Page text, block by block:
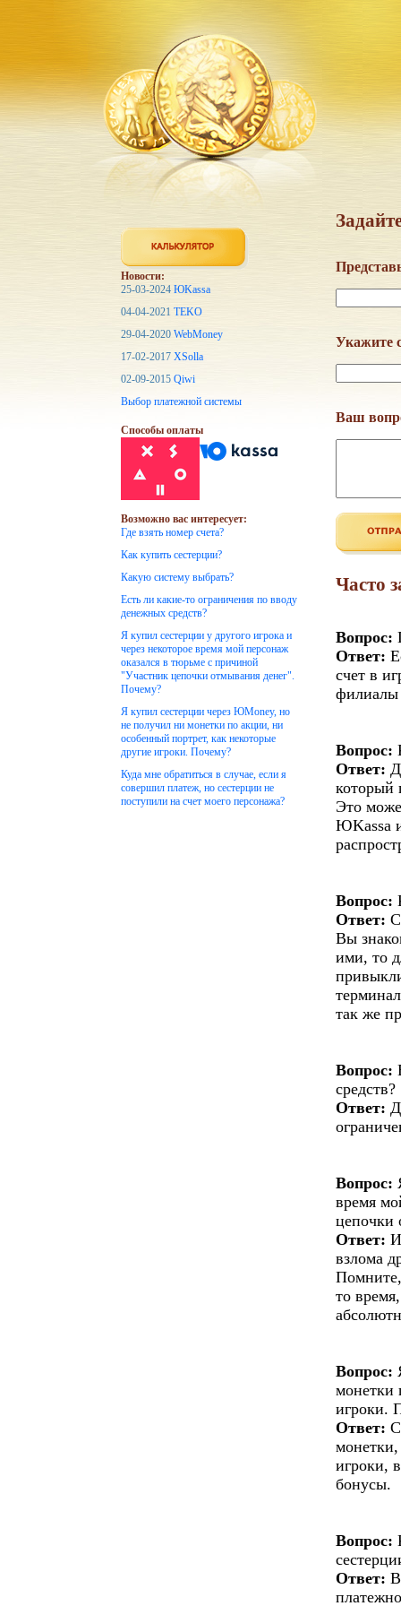
Укажите
Ваш
Часто
Вопрос:
Ответ:
счет в
филиалы
Вопрос:
Ответ:
который
Это
ЮKassa
Вопрос:
Ответ:
Вы
ими, то
так же
Вопрос:
средств?
Ответ:
Вопрос:
время
цепочки
Ответ:
взлома
то
Вопрос:
монетки
игроки.
Ответ:
монетки,
игроки,
бонусы.
Вопрос:
Ответ:
Новости:
25-03-2024 ЮKassa
04-04-2021 TEKO
29-04-2020 WebMoney
17-02-2017 XSolla
02-09-2015 Qiwi
Выбор платежной системы
Способы оплаты
Возможно вас интересует:
Где взять номер счета?
Как купить сестерции?
Какую систему выбрать?
Есть ли какие-то ограничения по вводу
денежных средств?
Я купил сестерции у другого игрока и
через некоторое время мой персонаж
оказался в тюрьме с причиной
"Участник цепочки отмывания денег".
Почему?
Я купил сестерции через ЮMoney, но
не получил ни монетки по акции, ни
особенный портрет, как некоторые
другие игроки. Почему?
Куда мне обратиться в случае, если я
совершил платеж, но сестерции не
поступили на счет моего персонажа?